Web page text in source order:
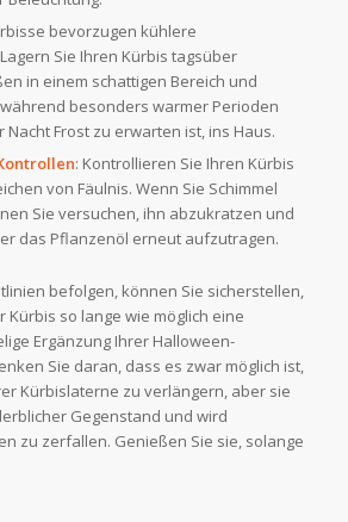
bevorzugen kühlere
Sie Ihren Kürbis tagsüber
in einem schattigen Bereich und
besonders warmer Perioden
Frost zu erwarten ist, ins Haus.
: Kontrollieren Sie Ihren Kürbis
von Fäulnis. Wenn Sie Schimmel
Sie versuchen, ihn abzukratzen und
das Pflanzenöl erneut aufzutragen.
befolgen, können Sie sicherstellen,
Kürbis so lange wie möglich eine
Ergänzung Ihrer Halloween-
Sie daran, dass es zwar möglich ist,
Kürbislaterne zu verlängern, aber sie
Gegenstand und wird
zu zerfallen. Genießen Sie sie, solange